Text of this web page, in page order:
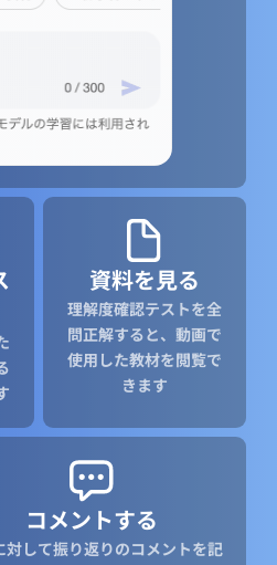
資料を見る
理解度確認テストを全
問正解すると、動画で
使用した教材を閲覧で
きます
コメントする
対して振り返りのコメントを記